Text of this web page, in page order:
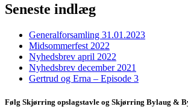
Seneste indlæg
Generalforsamling 31.01.2023
Midsommerfest 2022
Nyhedsbrev april 2022
Nyhedsbrev december 2021
Gertrud og Erna – Episode 3
Følg Skjørring opslagstavle og Skjørring Bylaug &